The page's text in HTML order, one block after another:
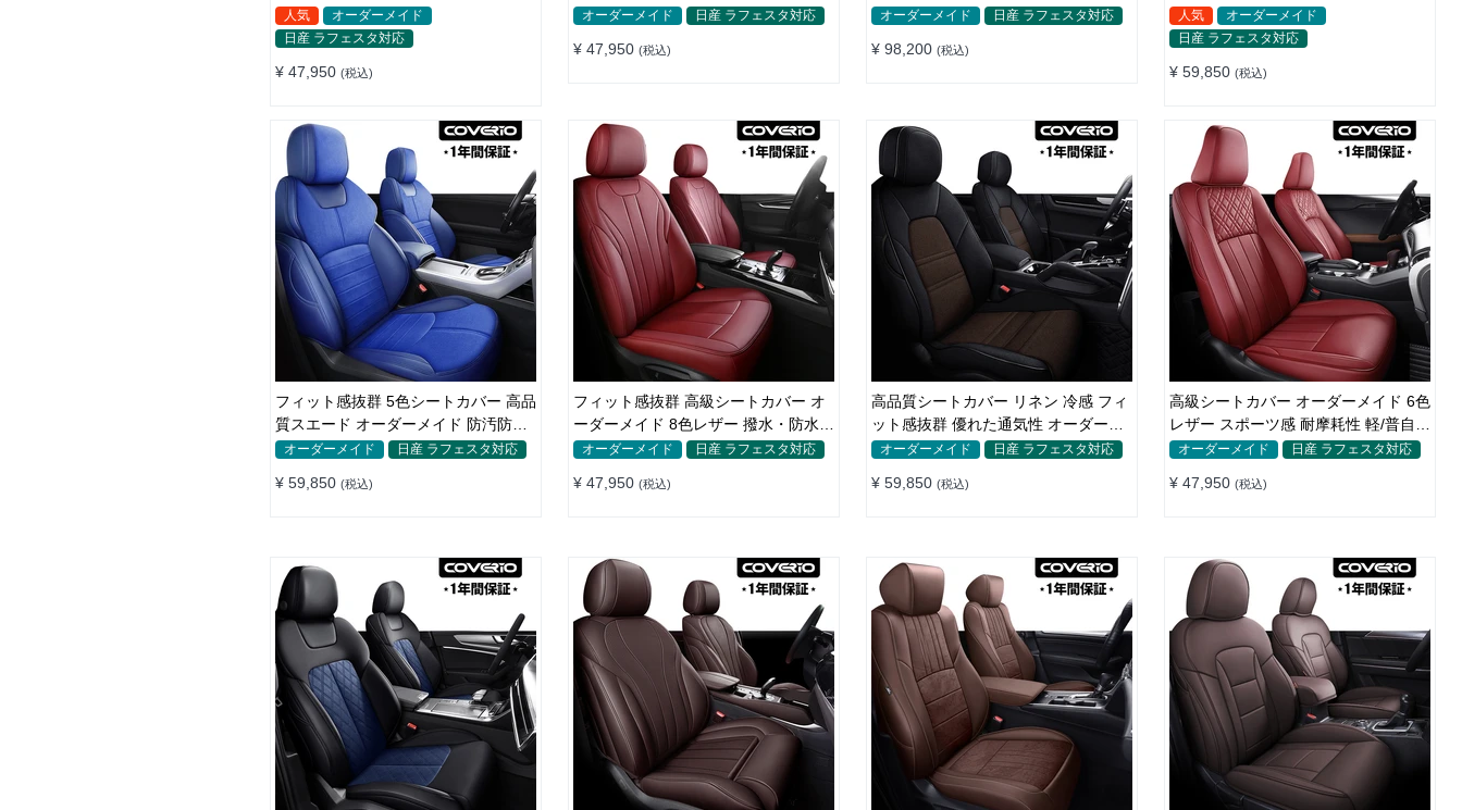
れ 全席セット
人気
オーダーメイド
日産 ラフェスタ対応
¥ 47,950 (税込)
自動車 SUV
オーダーメイド 日産 ラフェスタ対応
¥ 47,950 (税込)
様 全席セット
オーダーメイド 日産 ラフェスタ対応
¥ 98,200 (税込)
汚 全席セット
人気
オーダーメイド
日産 ラフェスタ対応
¥ 59,850 (税込)
フィット感抜群 5色シートカバー 高品
質スエード オーダーメイド 防汚防水
耐久性
オーダーメイド 日産 ラフェスタ対応
¥ 59,850 (税込)
フィット感抜群 高級シートカバー オ
ーダーメイド 8色レザー 撥水・防水加
工 全席セット
オーダーメイド 日産 ラフェスタ対応
¥ 47,950 (税込)
高品質シートカバー リネン 冷感 フィ
ット感抜群 優れた通気性 オーダーメ
イド 水洗い
オーダーメイド 日産 ラフェスタ対応
¥ 59,850 (税込)
高級シートカバー オーダーメイド 6色
レザー スポーツ感 耐摩耗性 軽/普自動
車 SUV
オーダーメイド 日産 ラフェスタ対応
¥ 47,950 (税込)